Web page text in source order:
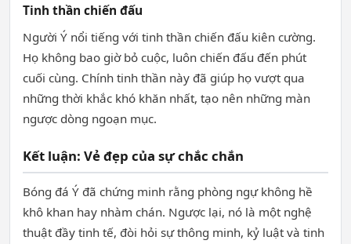
Tinh thần chiến đấu
Người Ý nổi tiếng với tinh thần chiến đấu kiên cường.
Họ không bao giờ bỏ cuộc, luôn chiến đấu đến phút
cuối cùng. Chính tinh thần này đã giúp họ vượt qua
những thời khắc khó khăn nhất, tạo nên những màn
ngược dòng ngoạn mục.
Kết luận: Vẻ đẹp của sự chắc chắn
Bóng đá Ý đã chứng minh rằng phòng ngự không hề
khô khan hay nhàm chán. Ngược lại, nó là một nghệ
thuật đầy tinh tế, đòi hỏi sự thông minh, kỷ luật và tinh